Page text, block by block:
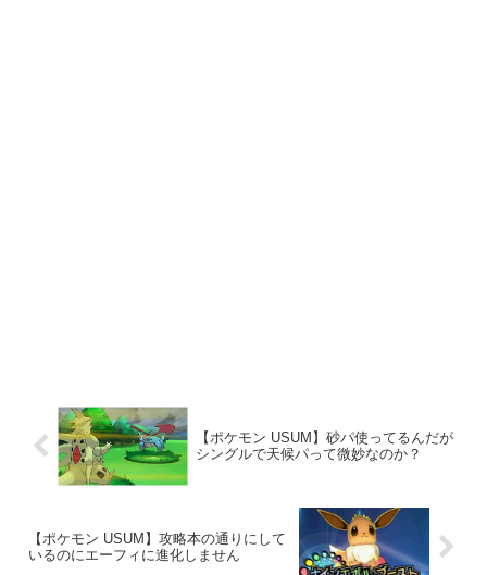
【ポケモン USUM】砂パ使ってるんだが
シングルで天候パって微妙なのか？
【ポケモン USUM】攻略本の通りにして
いるのにエーフィに進化しません